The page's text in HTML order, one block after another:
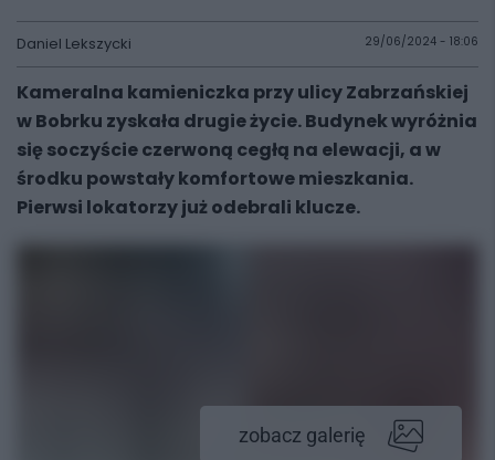
Daniel Lekszycki 29/06/2024 - 18:06
Kameralna kamieniczka przy ulicy Zabrzańskiej
w Bobrku zyskała drugie życie. Budynek wyróżnia
się soczyście czerwoną cegłą na elewacji, a w
środku powstały komfortowe mieszkania.
Pierwsi lokatorzy już odebrali klucze.
zobacz galerię